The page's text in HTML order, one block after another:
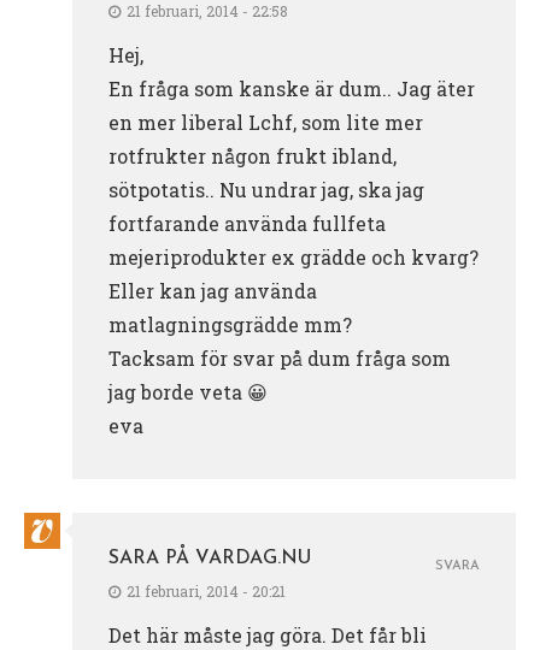
21 februari, 2014 - 22:58
Hej,
En fråga som kanske är dum.. Jag äter
en mer liberal Lchf, som lite mer
rotfrukter någon frukt ibland,
sötpotatis.. Nu undrar jag, ska jag
fortfarande använda fullfeta
mejeriprodukter ex grädde och kvarg?
Eller kan jag använda
matlagningsgrädde mm?
Tacksam för svar på dum fråga som
jag borde veta 😀
eva
SARA PÅ VARDAG.NU
21 februari, 2014 - 20:21
Det här måste jag göra. Det får bli
SVARA